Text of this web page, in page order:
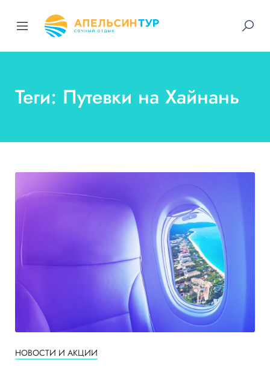
Теги: Путевки на Хайнань
НОВОСТИ И АКЦИИ